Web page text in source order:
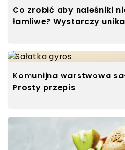
Co zrobić aby naleśniki
łamliwe? Wystarczy
Komunijna warstwowa
Prosty przepis